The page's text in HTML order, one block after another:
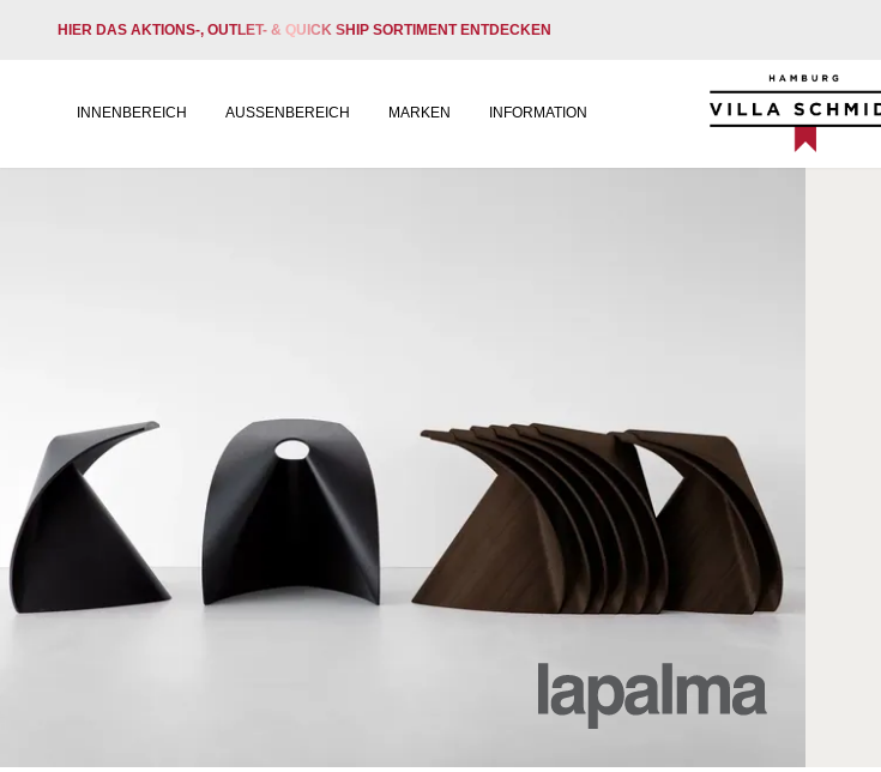
HIER DAS AKTIONS-, OUTLET- & QUICK SHIP SORTIMENT ENTDECKEN
INNENBEREICH AUSSENBEREICH MARKEN INFORMATION
Villa Schmidt